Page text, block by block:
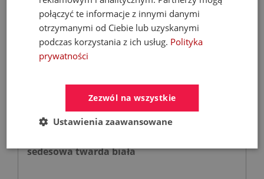
sedesowa twarda biała
połączyć te informacje z innymi danymi
otrzymanymi od Ciebie lub uzyskanymi
podczas korzystania z ich usług. Polityka
prywatności
Zezwól na wszystkie
Ustawienia zaawansowane